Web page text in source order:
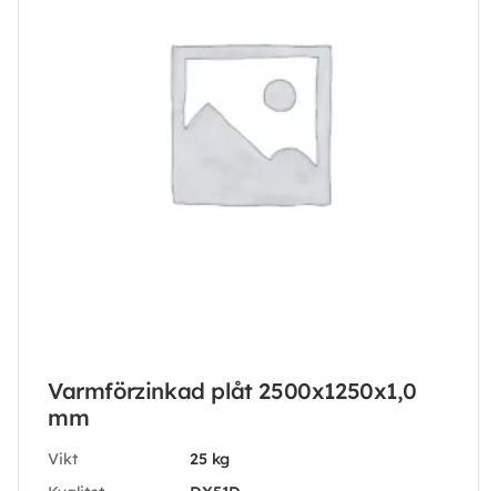
Varmförzinkad plåt 2500x1250x1,0
mm
Vikt
25 kg